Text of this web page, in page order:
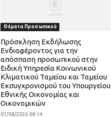
Θέματα Προσωπικού
Πρόσκληση Εκδήλωσης
Ενδιαφέροντος για την
απόσπαση προσωπικού στην
Ειδική Υπηρεσία Κοινωνικού
Κλιματικού Ταμείου και Ταμείου
Εκσυγχρονισμού του Υπουργείου
Εθνικής Οικονομίας και
Οικονομικών
07/08/2026 08:14